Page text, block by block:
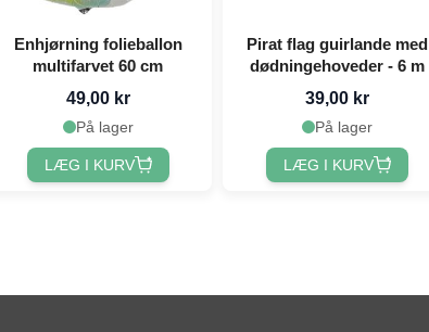
Enhjørning folieballon
multifarvet 60 cm
49,00 kr
På lager
LÆG I KURV
Pirat flag guirlande med
dødningehoveder - 6 m
39,00 kr
På lager
LÆG I KURV